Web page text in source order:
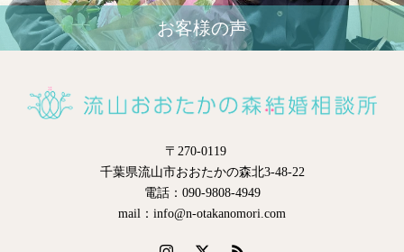
お客様の声
〒270-0119
千葉県流山市おおたかの森北3-48-22
電話：090-9808-4949
mail：info@n-otakanomori.com